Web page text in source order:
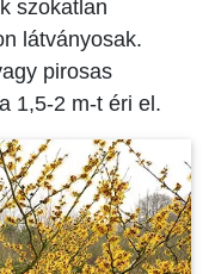
szokatlan
látványosak.
pirosas
1,5-2 m-t éri el.